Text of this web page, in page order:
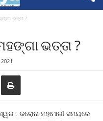
ଭତ୍ତା ?
ଭତ୍ତା ?
: କରୋନା ମହାମାରୀ ସମୟରେ